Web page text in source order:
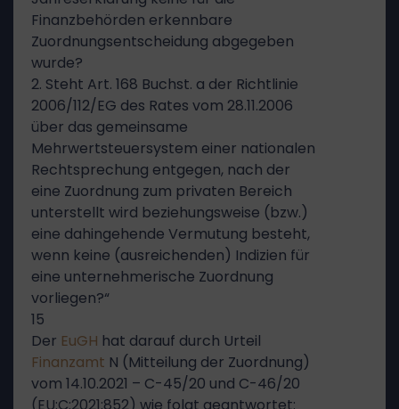
Finanzbehörden erkennbare
Zuordnungsentscheidung abgegeben
wurde?
2. Steht Art. 168 Buchst. a der Richtlinie
2006/112/EG des Rates vom 28.11.2006
über das gemeinsame
Mehrwertsteuersystem einer nationalen
Rechtsprechung entgegen, nach der
eine Zuordnung zum privaten Bereich
unterstellt wird beziehungsweise (bzw.)
eine dahingehende Vermutung besteht,
wenn keine (ausreichenden) Indizien für
eine unternehmerische Zuordnung
vorliegen?“
15
Der EuGH hat darauf durch Urteil
Finanzamt N (Mitteilung der Zuordnung)
vom 14.10.2021 – C-45/20 und C-46/20